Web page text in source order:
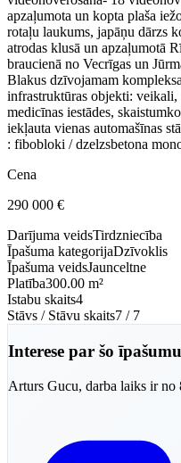
apzaļumota un kopta plaša
rotaļu laukums, japāņu dārzs
atrodas klusā un apzaļumotā
braucienā no Vecrīgas un
Blakus dzīvojamam
infrastruktūras objekti:
medicīnas iestādes,
iekļauta vienas automašīnas
: fibobloki / dzelzsbetona
Cena
290 000 €
Darījuma veidsTirdzniecība
Īpašuma kategorijaDzīvoklis
Īpašuma veidsJaunceltne
Platība300.00 m²
Istabu skaits4
Stāvs / Stāvu skaits7 / 7
Interese par šo
Arturs Gucu, darba laiks ir no